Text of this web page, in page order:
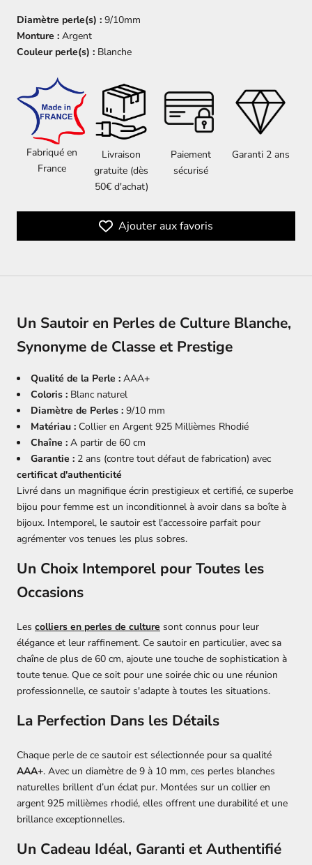
Diamètre perle(s) : 9/10mm
Monture : Argent
Couleur perle(s) : Blanche
Fabriqué en
France
Livraison
gratuite (dès
50€ d'achat)
Paiement
sécurisé
Garanti 2 ans
Ajouter aux favoris
Un Sautoir en Perles de Culture Blanche,
Synonyme de Classe et Prestige
Qualité de la Perle : AAA+
Coloris : Blanc naturel
Diamètre de Perles : 9/10 mm
Matériau : Collier en Argent 925 Millièmes Rhodié
Chaîne : A partir de 60 cm
Garantie : 2 ans (contre tout défaut de fabrication) avec
certificat d'authenticité
Livré dans un magnifique écrin prestigieux et certifié, ce superbe
bijou pour femme est un inconditionnel à avoir dans sa boîte à
bijoux. Intemporel, le sautoir est l'accessoire parfait pour
agrémenter vos tenues les plus sobres.
Un Choix Intemporel pour Toutes les
Occasions
Les colliers en perles de culture sont connus pour leur
élégance et leur raffinement. Ce sautoir en particulier, avec sa
chaîne de plus de 60 cm, ajoute une touche de sophistication à
toute tenue. Que ce soit pour une soirée chic ou une réunion
professionnelle, ce sautoir s'adapte à toutes les situations.
La Perfection Dans les Détails
Chaque perle de ce sautoir est sélectionnée pour sa qualité
AAA+. Avec un diamètre de 9 à 10 mm, ces perles blanches
naturelles brillent d’un éclat pur. Montées sur un collier en
argent 925 millièmes rhodié, elles offrent une durabilité et une
brillance exceptionnelles.
Un Cadeau Idéal, Garanti et Authentifié